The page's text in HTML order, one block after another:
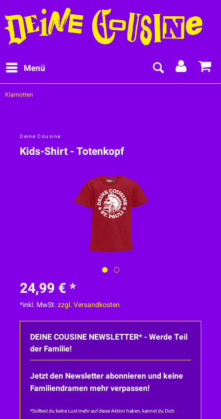
Menü
Klamotten
Deine Cousine
Kids-Shirt - Totenkopf
24,99 € *
*inkl. MwSt.zzgl. Versandkosten
DEINE COUSINE NEWSLETTER* - Werde Teil
der Familie!
Jetzt den Newsletter abonnieren und keine
Familiendramen mehr verpassen!
*Solltest du keine Lust mehr auf diese Aktion haben, kannst du Dich